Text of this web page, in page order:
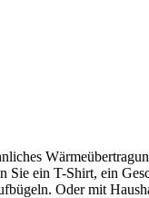
ein T-Shirt, ein
Oder mit